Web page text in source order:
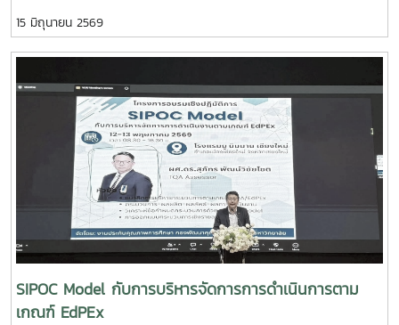
ภาคเหนือ ซึ่งจัดขึ้นเมื่อวันที่ 11 พฤษภาคม 2569 ณ อาคาร
อำนวยการอุทยานวิทยาศาสตร์ภูมิภาค (ภาคเหนือ) จังหวัด
PLU”สมาชิกทีม• นายอนุพงศ์ เขื่อนแก้วนักศึกษาปริญญาโท
คณะวิศวกรรมและอุตสาหกรรมเกษตร• นายอาทิตย์ ด่านกระโท
กนักศึกษาปริญญาโท คณะวิศวกรรมและอุตสาหกรรมเกษตร•
นายตันติกร กันนานักศึกษาปริญญาตรี คณะบริหารธุรกิจ•
Nirmala Bhuvana Chandra Ramisettyนักศึกษาปริญญาโท
วิทยาลัยนานาชาติอาจารย์ที่ปรึกษารองศาสตราจารย์ ดร.จตุรภัทร
วาฤทธิ์คณะวิศวกรรมและอุตสาหกรรมเกษตรการแข่งขัน Startup
Thailand League 2026 เป็นเวทีสำคัญในการส่งเสริมศักยภาพ
นักศึกษาด้านนวัตกรรมและการเป็นผู้ประกอบการรุ่นใหม่ โดยเปิด
โอกาสให้นักศึกษาได้นำเสนอแนวคิดธุรกิจและผลงานนวัตกรรมสู่
การพัฒนาเชิงพาณิชย์ในระดับประเทศทั้งนี้ ทีม Coff Brew ได้รับ
15 มิถุนายน 2569
SIPOC Model กับการบริหารจัดการการดำเนินการตาม
เกณฑ์ EdPEx